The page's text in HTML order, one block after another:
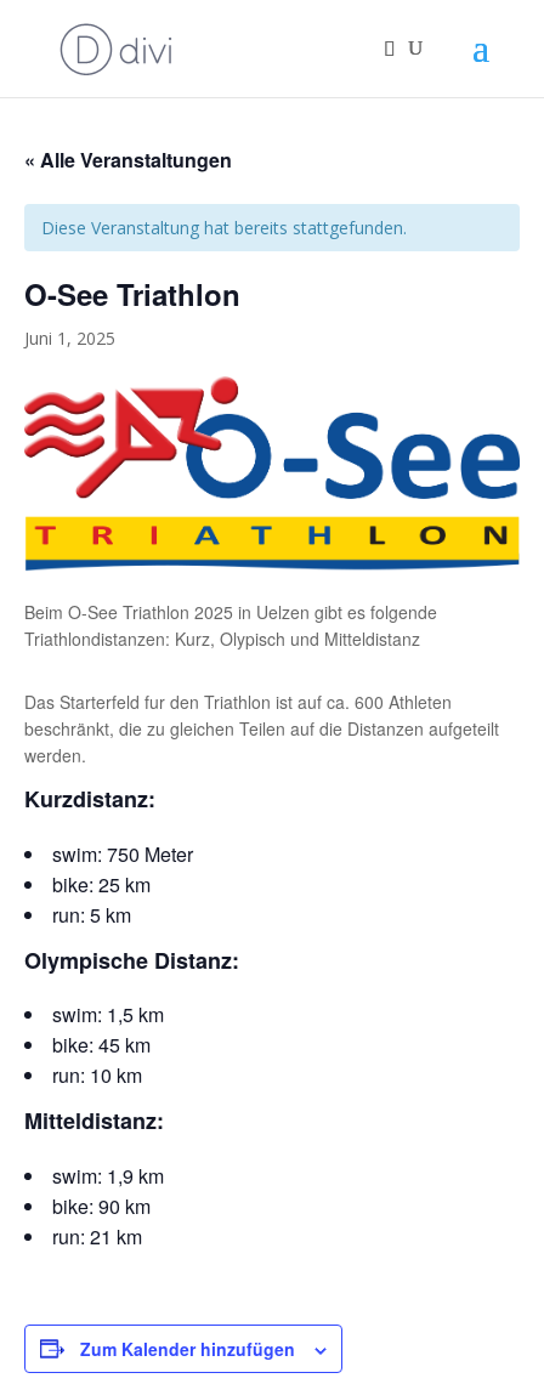
« Alle Veranstaltungen
Diese Veranstaltung hat bereits stattgefunden.
O-See Triathlon
Juni 1, 2025
Beim O-See Triathlon 2025 in Uelzen gibt es folgende
Triathlondistanzen: Kurz, Olypisch und Mitteldistanz
Das Starterfeld fur den Triathlon ist auf ca. 600 Athleten
beschränkt, die zu gleichen Teilen auf die Distanzen aufgeteilt
werden.
Kurzdistanz:
swim: 750 Meter
bike: 25 km
run: 5 km
Olympische Distanz:
swim: 1,5 km
bike: 45 km
run: 10 km
Mitteldistanz:
swim: 1,9 km
bike: 90 km
run: 21 km
Zum Kalender hinzufügen